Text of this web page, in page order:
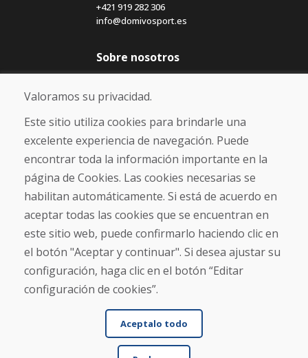
+421 919 282 306
info@domivosport.es
Sobre nosotros
Blog
Sobre nosotros
Comercio
Contacto
Compra
Tienda electrónica
Envío y pago
NORMAS DE RECLAMACIÓN
Devolución y cambio de mercancías
Política de privacidad
Cookies
Valoramos su privacidad.
Este sitio utiliza cookies para brindarle una
excelente experiencia de navegación. Puede
encontrar toda la información importante en la
página de Cookies. Las cookies necesarias se
habilitan automáticamente. Si está de acuerdo en
aceptar todas las cookies que se encuentran en
este sitio web, puede confirmarlo haciendo clic en
el botón "Aceptar y continuar". Si desea ajustar su
configuración, haga clic en el botón “Editar
configuración de cookies”.
Aceptalo todo